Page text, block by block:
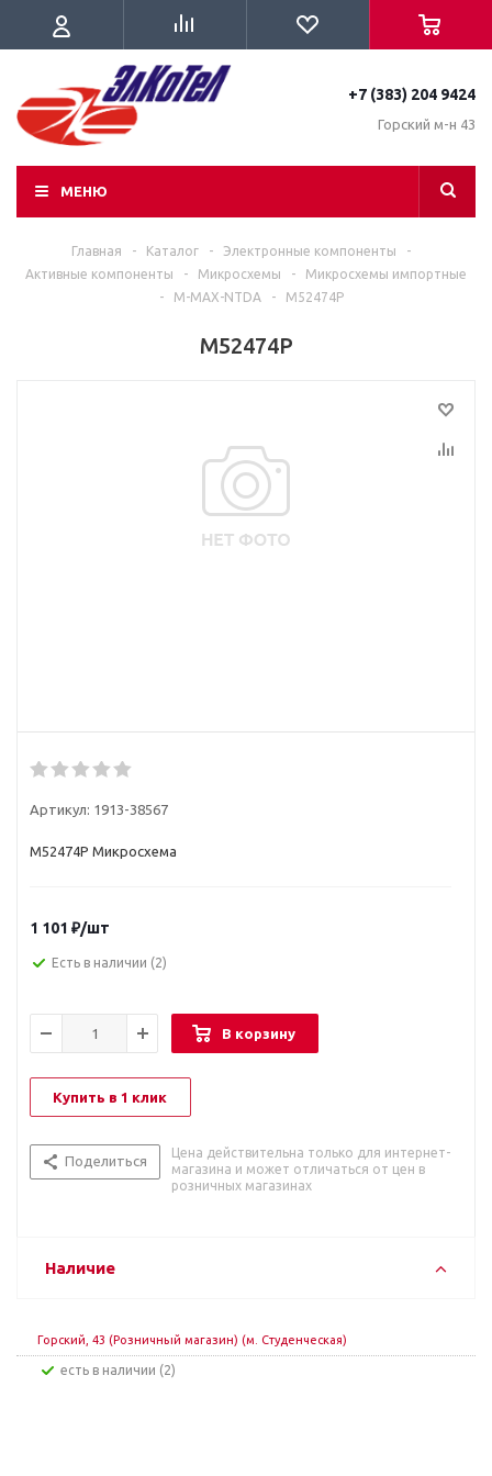
+7 (383) 204 9424
Горский м-н 43
МЕНЮ
Главная - Каталог - Электронные компоненты
-
Активные компоненты
- Микросхемы -
Микросхемы импортные
-
M-MAX-NTDA - M52474P
M52474P
Артикул: 1913-38567
M52474P Микросхема
1 101 ₽/шт
Есть в наличии (2)
В корзину
Купить в 1 клик
Поделиться
Цена действительна только для интернет-
магазина и может отличаться от цен в
розничных магазинах
Наличие
Горский, 43 (Розничный магазин) (м. Студенческая)
Есть в наличии (2)